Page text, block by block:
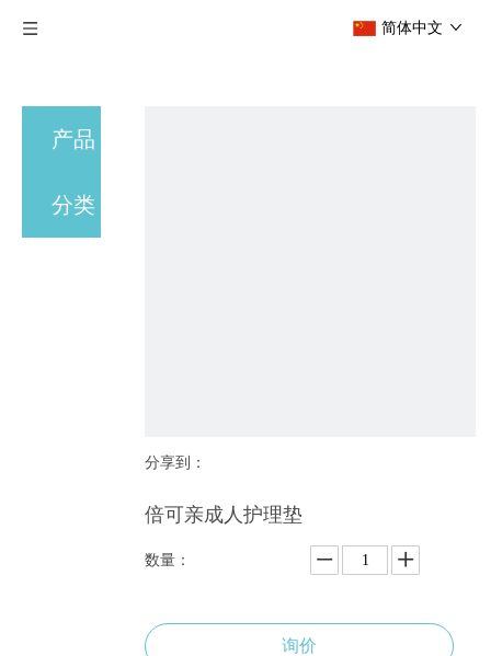
简体中文
产品
分类
分享到：
倍可亲成人护理垫
数量：
询价